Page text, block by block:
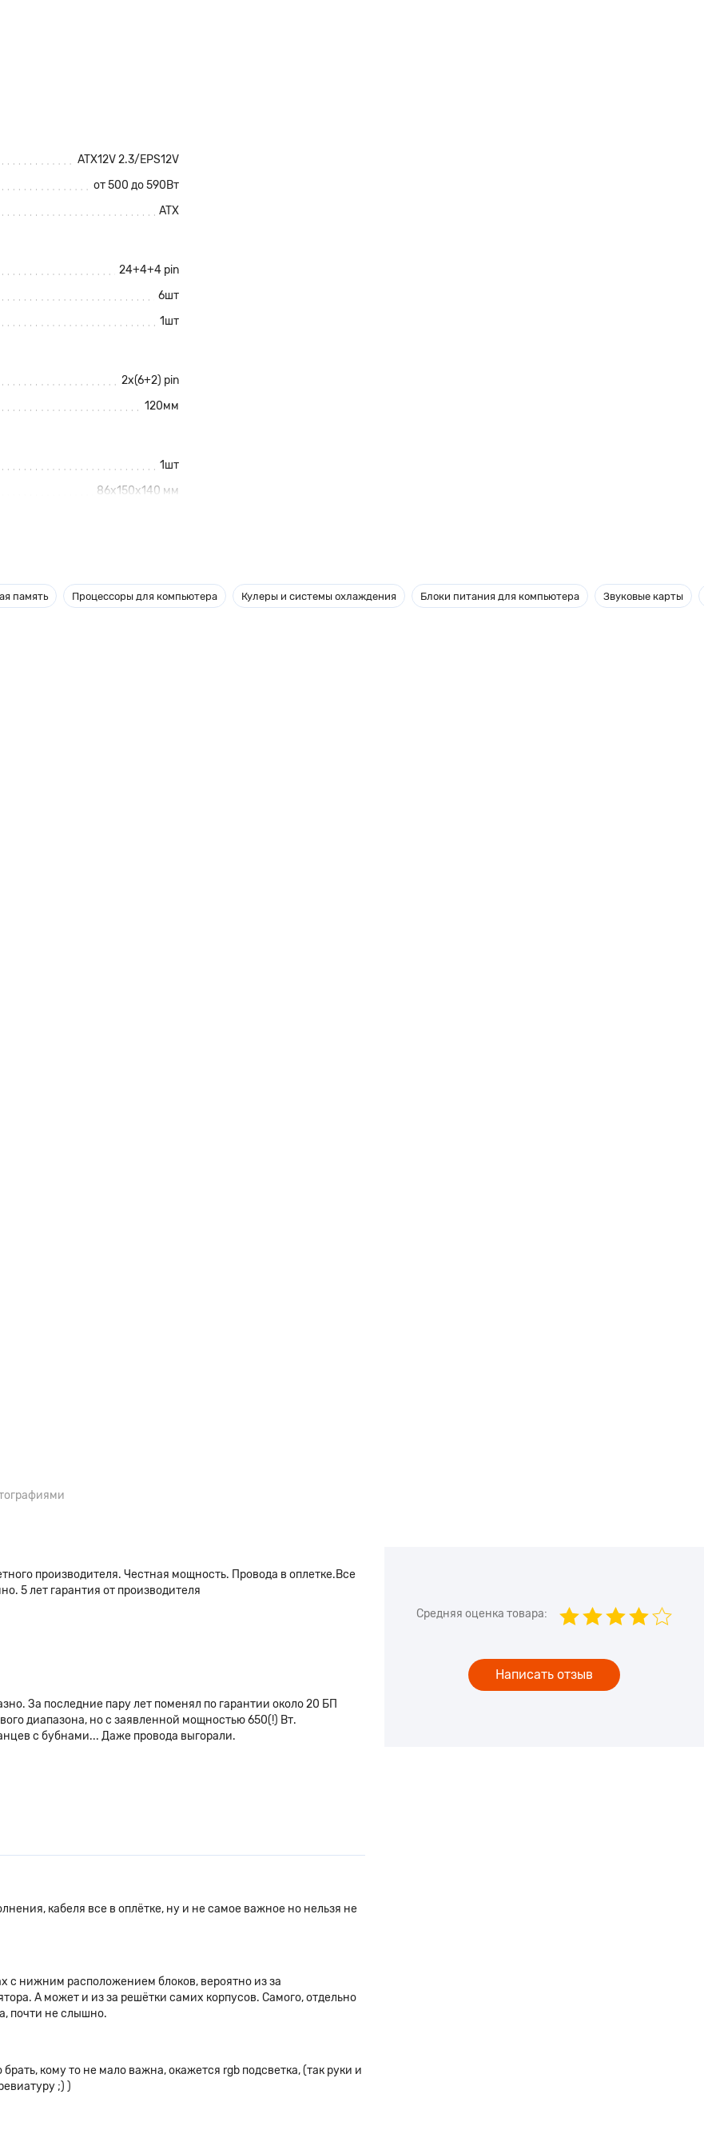
ATX12V 2.3/EPS12V
от 500 до 590Вт
ATX
24+4+4 pin
6шт
1шт
2х(6+2) pin
120мм
1шт
86x150x140 мм
память Процессоры для компьютера Кулеры и системы охлаждения Блоки питания для компьютера Звуковые карты
производителя. Честная мощность. Провода в оплетке.Все
5 лет гарантия от производителя
За последние пару лет поменял по гарантии около 20 БП
диапазона, но с заявленной мощностью 650(!) Вт.
с бубнами... Даже провода выгорали.
кабеля все в оплётке, ну и не самое важное но нельзя не
с нижним расположением блоков, вероятно из за
А может и из за решётки самих корпусов. Самого, отдельно
почти не слышно.
кому то не мало важна, окажется rgb подсветка, (так руки и
;) )
Средняя оценка товара:
Написать отзыв